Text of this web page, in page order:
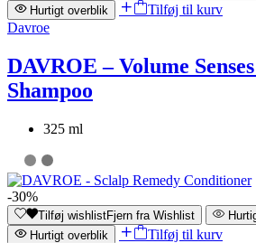
Hurtigt overblik
Tilføj til kurv
Davroe
DAVROE – Volume
Shampoo
325 ml
-30%
Tilføj wishlistFjern fra Wishlist
Hurtigt overblik
Tilføj til kurv